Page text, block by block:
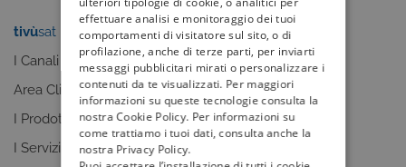
tivùsat
I Canali
Area Clienti
I Prodotti
I Servizi
tivù la guida
I programmi
I canali
La Guida +
effettuare analisi e monitoraggio dei tuoi
comportamenti di visitatore sul sito, o di
profilazione, anche di terze parti, per inviarti
messaggi pubblicitari mirati o personalizzare i
contenuti da te visualizzati. Per maggiori
informazioni su queste tecnologie consulta la
nostra Cookie Policy. Per informazioni su
come trattiamo i tuoi dati, consulta anche la
nostra Privacy Policy.